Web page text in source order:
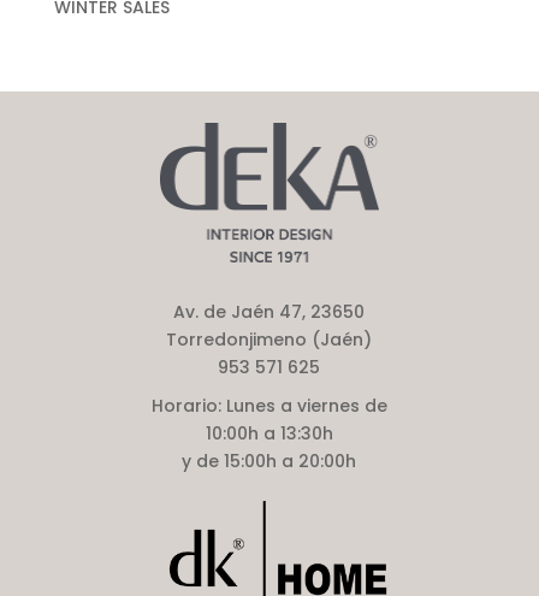
WINTER SALES
Av. de Jaén 47, 23650
Torredonjimeno (Jaén)
953 571 625
Horario:Lunes a viernes de
10:00h a 13:30h
y de 15:00h a 20:00h